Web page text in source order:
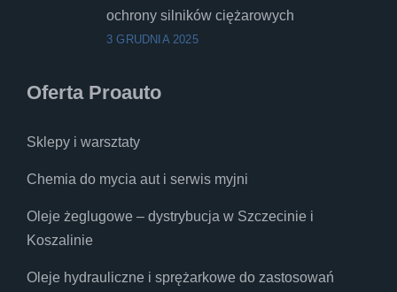
ochrony silników ciężarowych
3 GRUDNIA 2025
Oferta Proauto
Sklepy i warsztaty
Chemia do mycia aut i serwis myjni
Oleje żeglugowe – dystrybucja w Szczecinie i
Koszalinie
Oleje hydrauliczne i sprężarkowe do zastosowań